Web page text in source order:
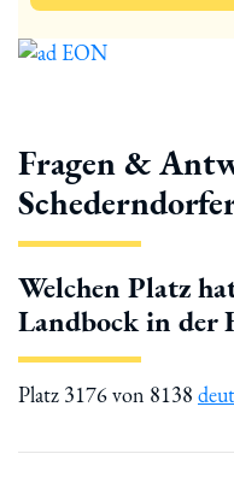
Fragen &
Welchen Platz
Landbock in der
Platz 3176 von 8138